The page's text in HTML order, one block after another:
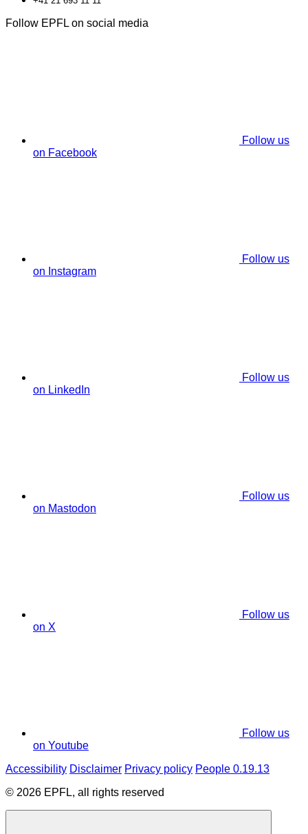
Follow EPFL on social media
Follow us
on Facebook
Follow us
on Instagram
Follow us
on LinkedIn
Follow us
on Mastodon
Follow us
on X
Follow us
on Youtube
Accessibility Disclaimer Privacy policy People 0.19.13
© 2026 EPFL, all rights reserved